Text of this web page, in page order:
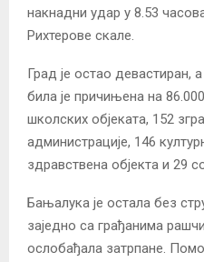
накнадни удар у 8.53
Рихтерове скале.
Град је остао девастиран,
била је причињена на
школских објеката, 152
администрације, 146
здравствена објекта и 29
Бањалука је остала без
заједно са грађанима
ослобађала затрпане.